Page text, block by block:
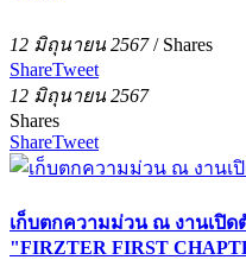
12 มิถุนายน 2567/ Shares
ShareTweet
12 มิถุนายน 2567
Shares
ShareTweet
เก็บตกความม่วน ณ งานเปิ
"FIRZTER FIRST